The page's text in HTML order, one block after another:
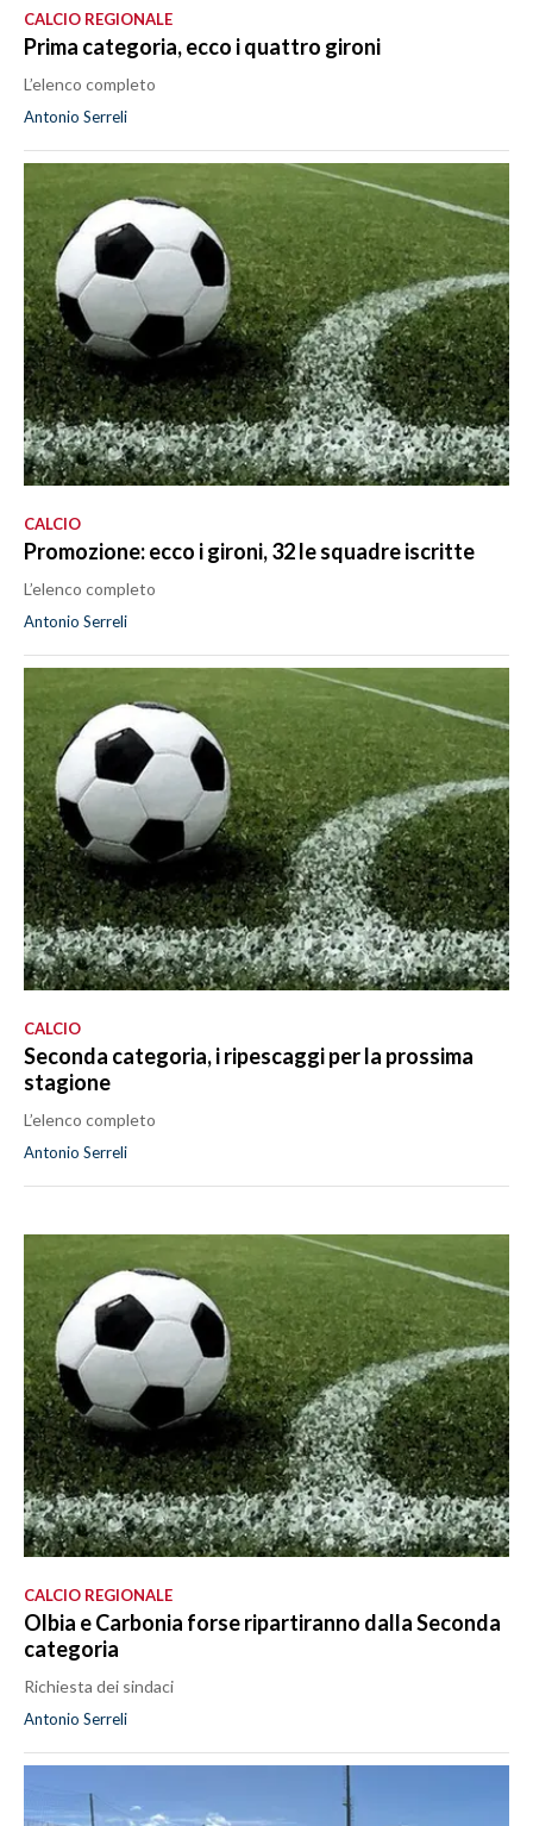
CALCIO REGIONALE
Prima categoria, ecco i quattro gironi
L’elenco completo
Antonio Serreli
CALCIO
Promozione: ecco i gironi, 32 le squadre iscritte
L’elenco completo
Antonio Serreli
CALCIO
Seconda categoria, i ripescaggi per la prossima
stagione
L’elenco completo
Antonio Serreli
CALCIO REGIONALE
Olbia e Carbonia forse ripartiranno dalla Seconda
categoria
Richiesta dei sindaci
Antonio Serreli